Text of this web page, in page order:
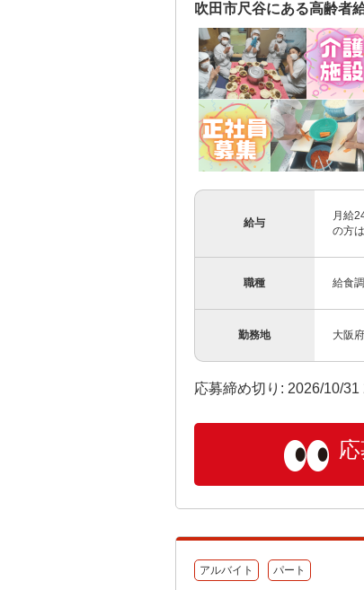
吹田市尺谷にある高齢者
給与
月給
の方
職種 給食
勤務地 大阪
応募締め切り: 2026/10/31
アルバイト パート